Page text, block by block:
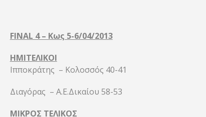
FINAL 4 – Κως 5-6/04/2013
ΗΜΙΤΕΛΙΚΟΙ
Ιπποκράτης – Κολοσσός 40-41
Διαγόρας – Α.Ε.Δικαίου 58-53
ΜΙΚΡΟΣ ΤΕΛΙΚΟΣ